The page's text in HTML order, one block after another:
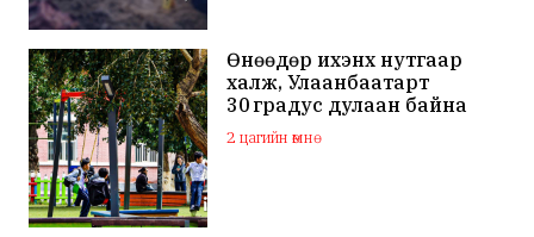
Өнөөдөр ихэнх нутгаар
халж, Улаанбаатарт
30 градус дулаан байна
2 цагийн өмнө